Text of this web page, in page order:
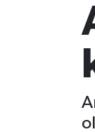
EĞİTİM
Süper
Tüm
Son